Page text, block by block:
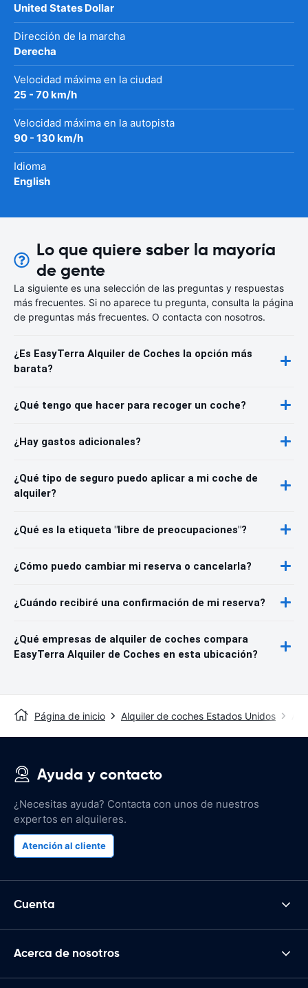
United States Dollar
Dirección de la marcha
Derecha
Velocidad máxima en la ciudad
25 - 70 km/h
Velocidad máxima en la autopista
90 - 130 km/h
Idioma
English
Lo que quiere saber la mayoría
de gente
La siguiente es una selección de las preguntas y respuestas
más frecuentes. Si no aparece tu pregunta, consulta la página
de preguntas más frecuentes. O contacta con nosotros.
¿Es EasyTerra Alquiler de Coches la opción más
barata?
¿Qué tengo que hacer para recoger un coche?
¿Hay gastos adicionales?
¿Qué tipo de seguro puedo aplicar a mi coche de
alquiler?
¿Qué es la etiqueta "libre de preocupaciones"?
¿Cómo puedo cambiar mi reserva o cancelarla?
¿Cuándo recibiré una confirmación de mi reserva?
¿Qué empresas de alquiler de coches compara
EasyTerra Alquiler de Coches en esta ubicación?
Página de inicio Alquiler de coches Estados Unidos
Ayuda y contacto
¿Necesitas ayuda? Contacta con unos de nuestros
expertos en alquileres.
Atención al cliente
Cuenta
Acerca de nosotros